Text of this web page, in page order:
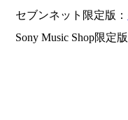
セブンネット限定版：
Sony Music Shop限定版